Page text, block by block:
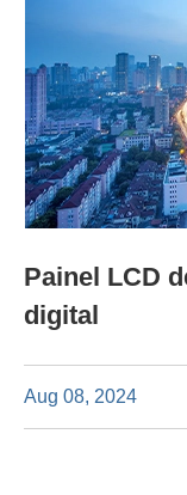
Painel LCD
digital
Aug 08, 2024